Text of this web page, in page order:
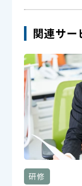
関連サー
研修